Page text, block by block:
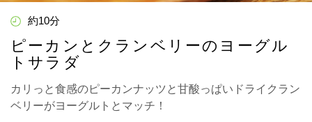
約10分
ピーカンとクランベリーのヨーグル
トサラダ
カリっと食感のピーカンナッツと甘酸っぱいドライクラン
ベリーがヨーグルトとマッチ！